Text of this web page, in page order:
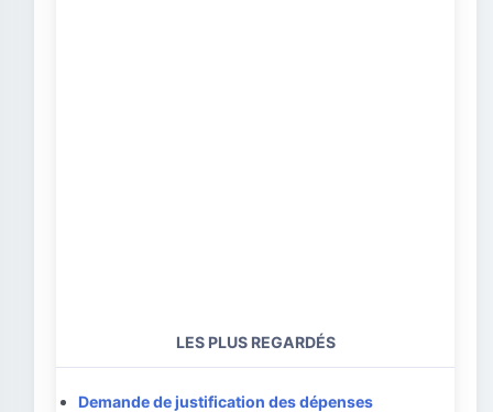
LES PLUS REGARDÉS
Demande de justification des dépenses